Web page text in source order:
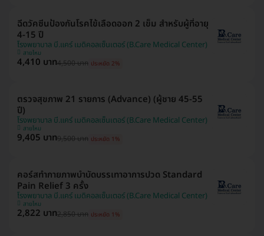
ฉีดวัคซีนป้องกันโรคไข้เลือดออก 2 เข็ม สำหรับผู้ที่อายุ
4-15 ปี
โรงพยาบาล บี.แคร์ เมดิคอลเซ็นเตอร์ (B.Care Medical Center)
สายไหม
4,410 บาท4,500 บาท ประหยัด 2%
ตรวจสุขภาพ 21 รายการ (Advance) (ผู้ชาย 45-55
ปี)
โรงพยาบาล บี.แคร์ เมดิคอลเซ็นเตอร์ (B.Care Medical Center)
สายไหม
9,405 บาท9,500 บาท ประหยัด 1%
คอร์สทำกายภาพบำบัดบรรเทาอาการปวด Standard
Pain Relief 3 ครั้ง
โรงพยาบาล บี.แคร์ เมดิคอลเซ็นเตอร์ (B.Care Medical Center)
สายไหม
2,822 บาท2,850 บาท ประหยัด 1%